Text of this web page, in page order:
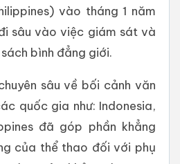
vào tháng 1 năm
sâu vào việc giám sát và
bình đẳng giới.
sâu về bối cảnh văn
quốc gia như: Indonesia,
đã góp phần khẳng
của thể thao đối với phụ